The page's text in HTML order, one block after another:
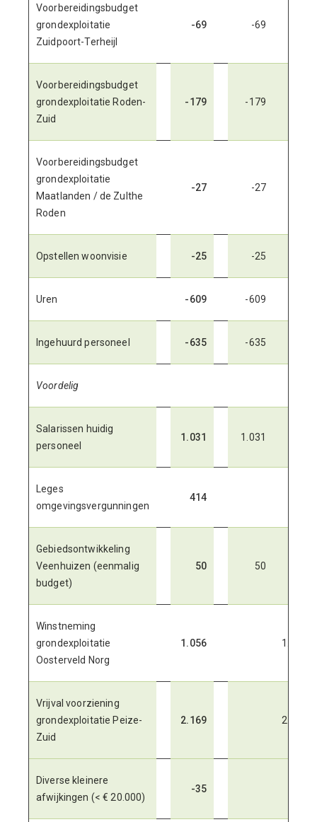
Voorbereidingsbudget
grondexploitatie
Zuidpoort-Terheijl
-69 -69
Voorbereidingsbudget
grondexploitatie Roden-
Zuid
-179 -179
Voorbereidingsbudget
grondexploitatie
Maatlanden / de Zulthe
Roden
-27 -27
Opstellen woonvisie -25 -25
Uren -609 -609
Ingehuurd personeel -635 -635
Voordelig
Salarissen huidig
personeel
1.031 1.031
Leges
omgevingsvergunningen
414
Gebiedsontwikkeling
Veenhuizen (eenmalig
budget)
50 50
Winstneming
grondexploitatie
Oosterveld Norg
1.056 1.056
Vrijval voorziening
grondexploitatie Peize-
Zuid
2.169 2.169
Diverse kleinere
afwijkingen (< € 20.000)
-35